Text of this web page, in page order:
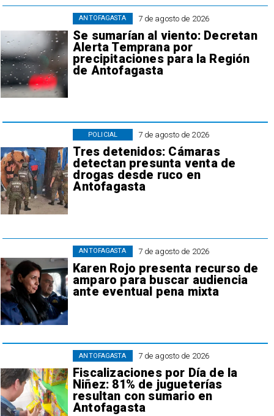
7 de agosto de 2026
Se sumarían al viento: Decretan
Alerta Temprana por
precipitaciones para la Región
de Antofagasta
ANTOFAGASTA
7 de agosto de 2026
Tres detenidos: Cámaras
detectan presunta venta de
drogas desde ruco en
Antofagasta
POLICIAL
7 de agosto de 2026
Karen Rojo presenta recurso de
amparo para buscar audiencia
ante eventual pena mixta
ANTOFAGASTA
7 de agosto de 2026
Fiscalizaciones por Día de la
Niñez: 81% de jugueterías
resultan con sumario en
Antofagasta
ANTOFAGASTA